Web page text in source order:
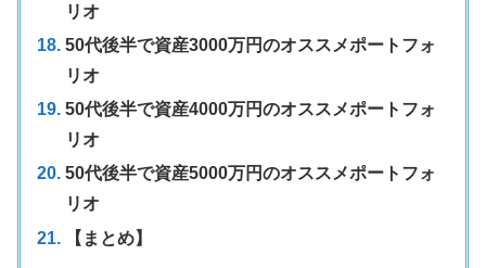
リオ
50代後半で資産3000万円のオススメポートフォ
リオ
50代後半で資産4000万円のオススメポートフォ
リオ
50代後半で資産5000万円のオススメポートフォ
リオ
【まとめ】